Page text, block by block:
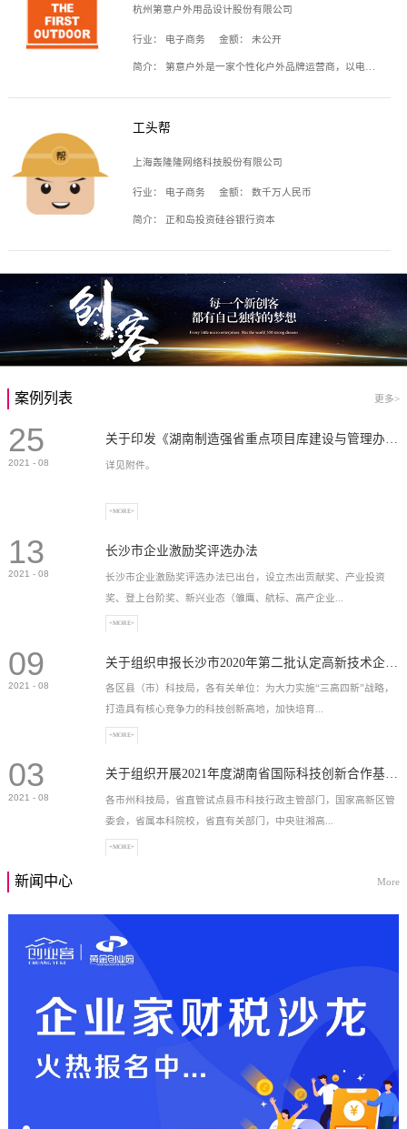
杭州第意户外用品设计股份有限公司
行业： 电子商务 金额： 未公开
简介： 第意户外是一家个性化户外品牌运营商，以电子商务为主要载体，主要从事户外产品的设计、生产、销售业务，产品包含冲锋衣、户外鞋、户外背包等。
工头帮
上海轰隆隆网络科技股份有限公司
行业： 电子商务 金额： 数千万人民币
简介： 正和岛投资硅谷银行资本
案例列表 更多>
25
2021 - 08 详见附件。
+MORE+
13
2021 - 08
长沙市企业激励奖评选办法
长沙市企业激励奖评选办法已出台，设立杰出贡献奖、产业投资
奖、登上台阶奖、新兴业态（雏鹰、航标、高产企业...
）奖等，最高奖励2...
+MORE+
09
2021 - 08
各区县（市）科技局，各有关单位：为大力实施“三高四新”战略，
打造具有核心竞争力的科技创新高地，加快培育...
高新技术企业，充分...
+MORE+
03
2021 - 08
关于组织开展2021年度湖南省国际科技创新合作基地申报工作的通知
各市州科技局，省直管试点县市科技行政主管部门，国家高新区管
委会，省属本科院校，省直有关部门，中央驻湘高...
+MORE+
新闻中心 More